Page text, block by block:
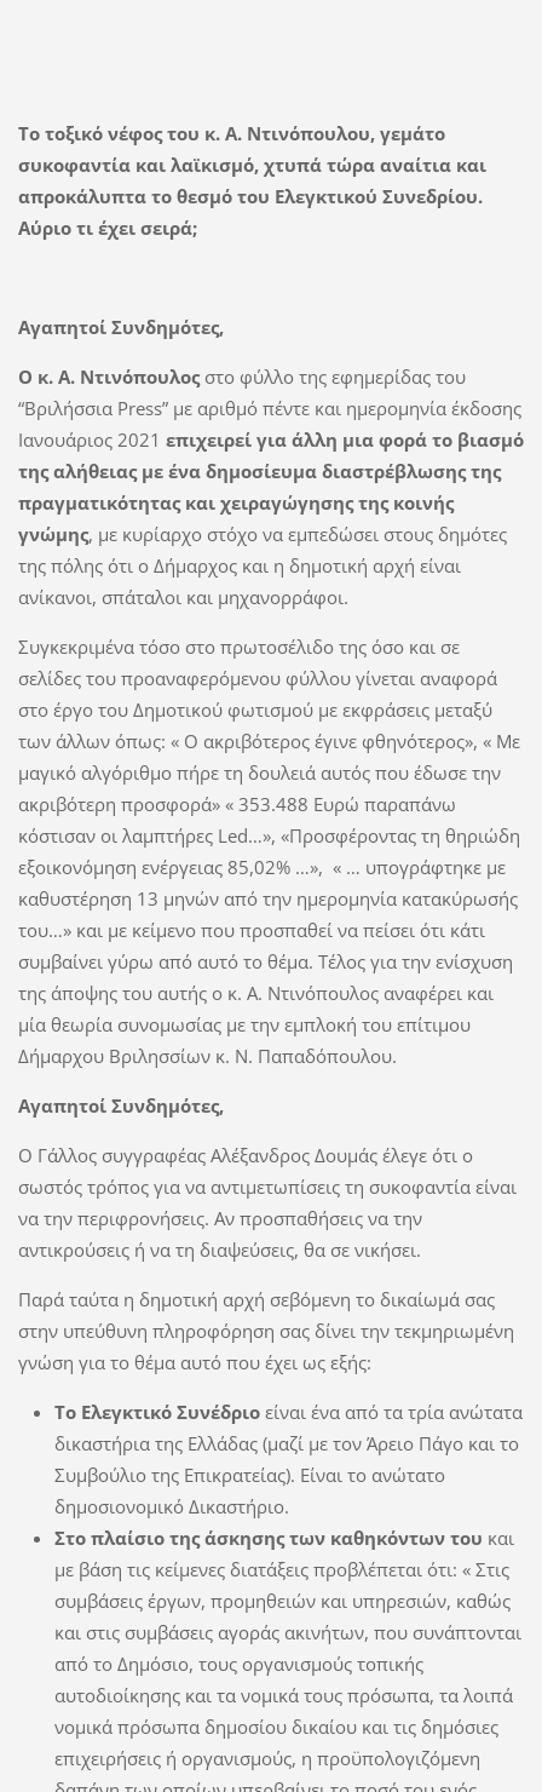
Το τοξικό νέφος του κ. Α. Ντινόπουλου, γεμάτο
συκοφαντία και λαϊκισμό, χτυπά τώρα αναίτια και
απροκάλυπτα το θεσμό του Ελεγκτικού Συνεδρίου.
Aύριο τι έχει σειρά;
Αγαπητοί Συνδημότες,
Ο κ. Α. Ντινόπουλοςστο φύλλο της εφημερίδας του
“Βριλήσσια Press” με αριθμό πέντε και ημερομηνία έκδοσης
Ιανουάριος 2021 επιχειρεί για άλλη μια φορά το βιασμό
της αλήθειας με ένα δημοσίευμα διαστρέβλωσης της
πραγματικότητας και χειραγώγησης της κοινής
γνώμης, με κυρίαρχο στόχο να εμπεδώσει στους δημότες
της πόλης ότι ο Δήμαρχος και η δημοτική αρχή είναι
ανίκανοι, σπάταλοι και μηχανορράφοι.
Συγκεκριμένα τόσο στο πρωτοσέλιδο της όσο και σε
σελίδες του προαναφερόμενου φύλλου γίνεται αναφορά
στο έργο του Δημοτικού φωτισμού με εκφράσεις μεταξύ
των άλλων όπως: « Ο ακριβότερος έγινε φθηνότερος», « Με
μαγικό αλγόριθμο πήρε τη δουλειά αυτός που έδωσε την
ακριβότερη προσφορά» « 353.488 Ευρώ παραπάνω
κόστισαν οι λαμπτήρες Led…», «Προσφέροντας τη θηριώδη
εξοικονόμηση ενέργειας 85,02% …», « … υπογράφτηκε με
καθυστέρηση 13 μηνών από την ημερομηνία κατακύρωσής
του…» και με κείμενο που προσπαθεί να πείσει ότι κάτι
συμβαίνει γύρω από αυτό το θέμα. Τέλος για την ενίσχυση
της άποψης του αυτής ο κ. Α. Ντινόπουλος αναφέρει και
μία θεωρία συνομωσίας με την εμπλοκή του επίτιμου
Δήμαρχου Βριλησσίων κ. Ν. Παπαδόπουλου.
Αγαπητοί Συνδημότες,
Ο Γάλλος συγγραφέας Αλέξανδρος Δουμάς έλεγε ότι ο
σωστός τρόπος για να αντιμετωπίσεις τη συκοφαντία είναι
να την περιφρονήσεις. Αν προσπαθήσεις να την
αντικρούσεις ή να τη διαψεύσεις, θα σε νικήσει.
Παρά ταύτα η δημοτική αρχή σεβόμενη το δικαίωμά σας
στην υπεύθυνη πληροφόρηση σας δίνει την τεκμηριωμένη
γνώση για το θέμα αυτό που έχει ως εξής:
Το Ελεγκτικό Συνέδριοείναι ένα από τα τρία ανώτατα
δικαστήρια της Ελλάδας (μαζί με τον Άρειο Πάγο και το
Συμβούλιο της Επικρατείας). Είναι το ανώτατο
δημοσιονομικό Δικαστήριο.
Στο πλαίσιο της άσκησης των καθηκόντων του και
με βάση τις κείμενες διατάξεις προβλέπεται ότι: « Στις
συμβάσεις έργων, προμηθειών και υπηρεσιών, καθώς
και στις συμβάσεις αγοράς ακινήτων, που συνάπτονται
από το Δημόσιο, τους οργανισμούς τοπικής
αυτοδιοίκησης και τα νομικά τους πρόσωπα, τα λοιπά
νομικά πρόσωπα δημοσίου δικαίου και τις δημόσιες
επιχειρήσεις ή οργανισμούς, η προϋπολογιζόμενη